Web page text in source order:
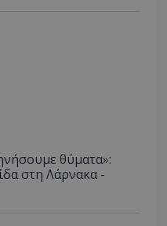
θύματα»:
στη Λάρνακα -